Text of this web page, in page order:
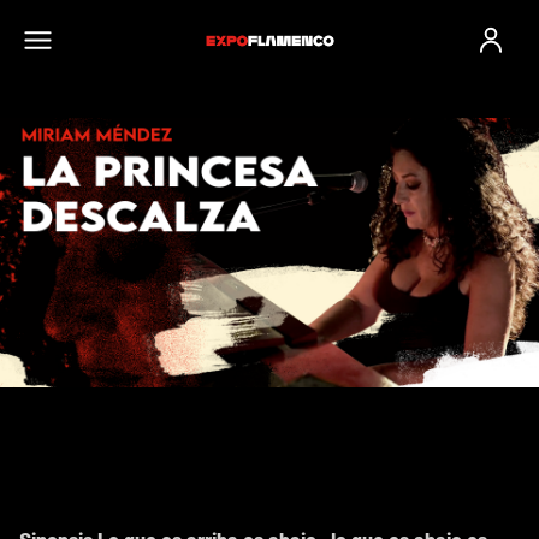
Inicio de